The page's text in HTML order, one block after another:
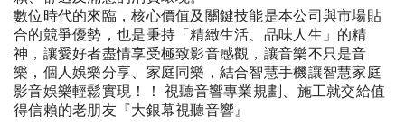
數位時代的來臨，核心價值及關鍵技能是本公司與市場貼
合的競爭優勢，也是秉持「精緻生活、品味人生」的精
神，讓愛好者盡情享受極致影音感觀，讓音樂不只是音
樂，個人娛樂分享、家庭同樂，結合智慧手機讓智慧家庭
影音娛樂輕鬆實現！！ 視聽音響專業規劃、施工就交給值
得信賴的老朋友『大銀幕視聽音響』